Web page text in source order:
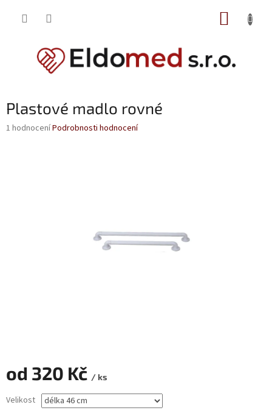
Plastové madlo rovné
Průměrné
1 hodnoceníPodrobnosti hodnocení
od 320 Kč / ks
cena:
Velikost